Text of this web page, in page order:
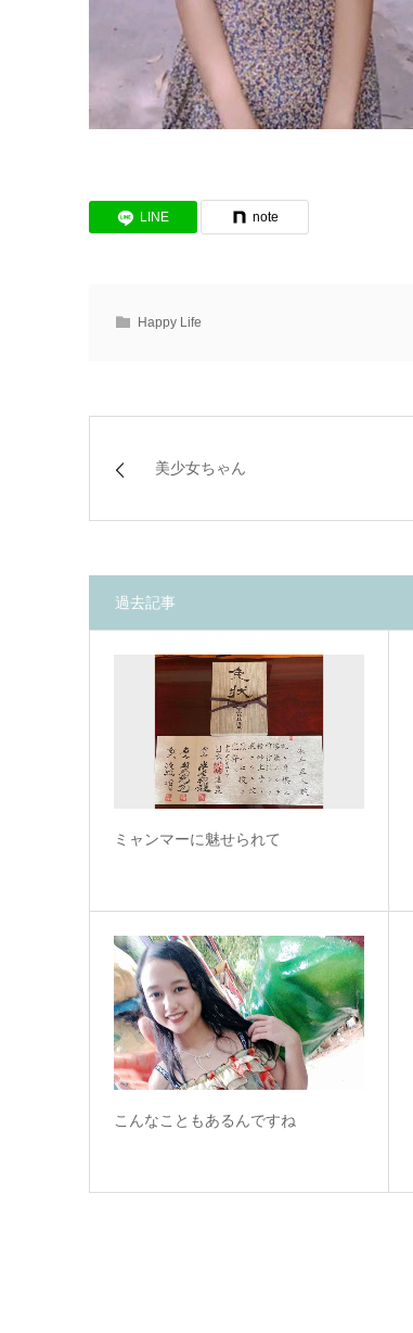
LINE note
Happy Life
美少女ちゃん
過去記事
ミャンマーに魅せられて
こんなこともあるんですね